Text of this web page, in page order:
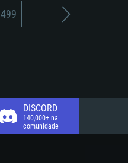
499
DISCORD
140,000+ na
comunidade